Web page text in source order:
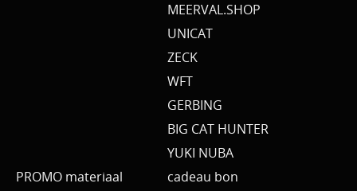
MEERVAL.SHOP
UNICAT
ZECK
WFT
GERBING
BIG CAT HUNTER
YUKI NUBA
PROMO materiaal
cadeau bon